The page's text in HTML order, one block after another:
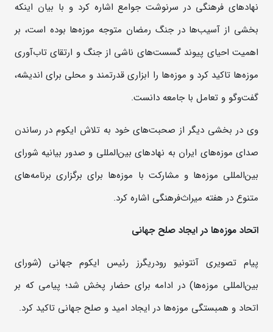
نهادهای فرهنگی در سرنوشت جوامع اشاره کرد و با بیان اینکه
بخشی از آسیب‌ها در جنگ رمضان متوجه موزه‌ها بوده است، بر
اهمیت احیای پیوند گسست‌های ناشی از جنگ و ارتقای تاب‌آوری
موزه‌ها تاکید کرد و موزه‌ها را ابزاری قدرتمند و محلی برای اندیشه،
گفت‌وگو و تعامل با جامعه دانست.
وی در بخشی دیگر از صحبت‌های خود به تلاش‌ ایکوم در رساندن
صدای موزه‌های ایران به نهادهای بین‌المللی و صدور بیانیه شورای
بین‌المللی موزه‌ها و مشارکت با موزه‌ها برای برگزاری برنامه‌های
متنوع در هفته میراث‌فرهنگی اشاره کرد.
اتحاد موزه‌ها در ایجاد صلح جهانی
پیام تصویری آنتونیو رودریگرز رئیس ایکوم جهانی (شورای
بین‌المللی موزه‌ها) در ادامه برای حضار پخش شد؛ پیامی که بر
اتحاد و همبستگی موزه‌ها در ایجاد امید و صلح جهانی تاکید کرد.